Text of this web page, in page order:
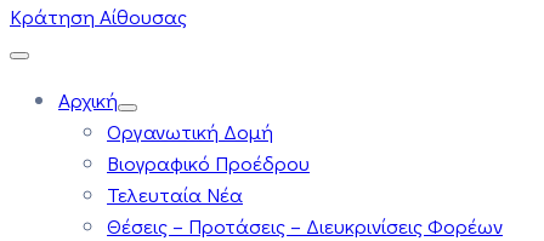
Κράτηση Αίθουσας
Αρχική
Οργανωτική Δομή
Βιογραφικό Προέδρου
Τελευταία Νέα
Θέσεις – Προτάσεις – Διευκρινίσεις Φορέων